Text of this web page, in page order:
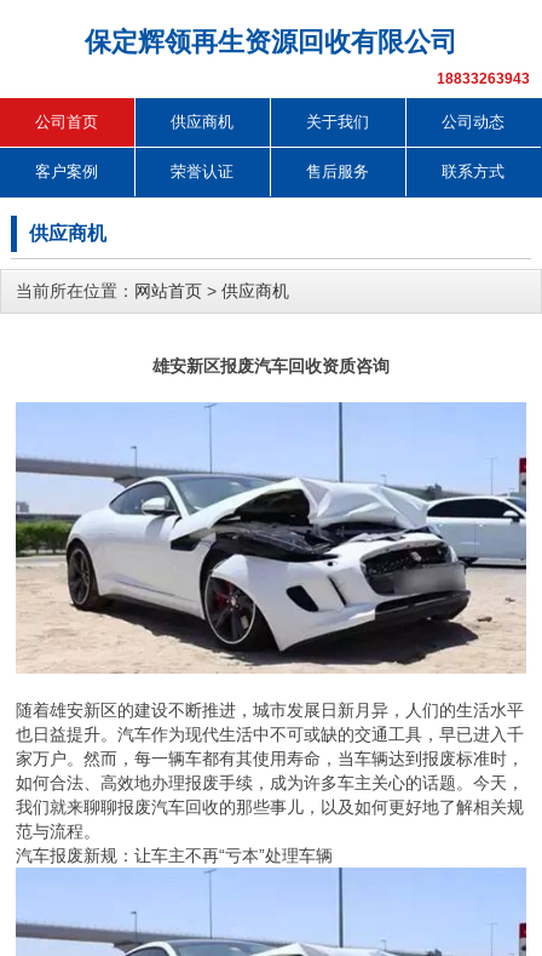
保定辉领再生资源回收有限公司
18833263943
公司首页 供应商机 关于我们 公司动态
客户案例 荣誉认证 售后服务 联系方式
供应商机
当前所在位置： 网站首页 > 供应商机
雄安新区报废汽车回收资质咨询
随着雄安新区的建设不断推进，城市发展日新月异，人们的生活水平
也日益提升。汽车作为现代生活中不可或缺的交通工具，早已进入千
家万户。然而，每一辆车都有其使用寿命，当车辆达到报废标准时，
如何合法、高效地办理报废手续，成为许多车主关心的话题。今天，
我们就来聊聊报废汽车回收的那些事儿，以及如何更好地了解相关规
范与流程。
汽车报废新规：让车主不再“亏本”处理车辆